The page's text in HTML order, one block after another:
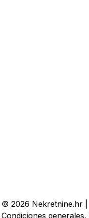
© 2026 Nekretnine.hr |
Condiciones generales,